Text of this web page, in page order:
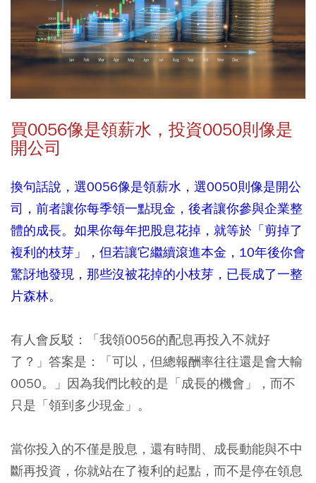
買0056像是領薪水，投資0050則像是
開公司
換句話說，選0056像是領薪水，選0050則像是開公
司，前者讓你每季領一點現金，後者讓你參與企業整
體的成長。如果你每年把股息花掉，就等於「剪掉了
複利的枝芽」，但若讓它繼續滾進本金，10年後你會
驚訝地發現，那些沒被花掉的小枝芽，已長成了一整
片森林。
有人會反駁：「我領0056的配息再投入不就好
了？」答案是：「可以，但總報酬率往往還是會大輸
0050。」因為我們比較的是「成長的機會」，而不
只是「領到多少現金」。
當你投入的不僅是股息，還有時間、成長動能與不中
斷再投資，你就站在了複利的起點，而不是停在領息